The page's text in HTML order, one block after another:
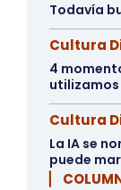
Todavía
Cultura
4
utilizamos
Cultura
La IA se
puede
▏